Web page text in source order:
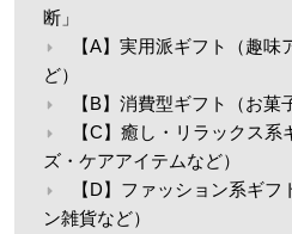
断」
【A】実用派ギフト（趣
ど）
【B】消費型ギフト（お菓
【C】癒し・リラックス
ズ・ケアアイテムなど）
【D】ファッション系ギ
ン雑貨など）